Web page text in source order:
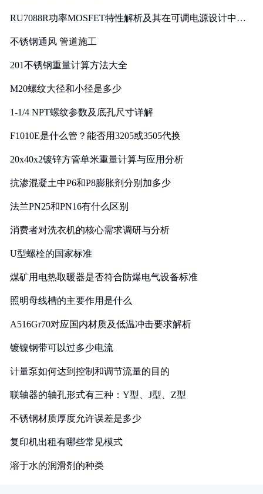
RU7088R功率MOSFET特性解析及其在可调电源设计中的
不锈钢通风 管道施工
201不锈钢重量计算方法大全
M20螺纹大径和小径是多少
1-1/4 NPT螺纹参数及底孔尺寸详解
F1010E是什么管？能否用3205或3505代换
20x40x2镀锌方管单米重量计算与应用分析
抗渗混凝土中P6和P8膨胀剂分别加多少
法兰PN25和PN16有什么区别
消费者对洗衣机的核心需求调研与分析
U型螺栓的国家标准
煤矿用电热取暖器是否符合防爆电气设备标准
照明母线槽的主要作用是什么
A516Gr70对应国内材质及低温冲击要求解析
镀镍钢带可以过多少电流
计量泵如何达到控制和调节流量的目的
联轴器的轴孔形式有三种：Y型、J型、Z型
不锈钢材质厚度允许误差是多少
复印机出租有哪些常见模式
溶于水的润滑剂的种类